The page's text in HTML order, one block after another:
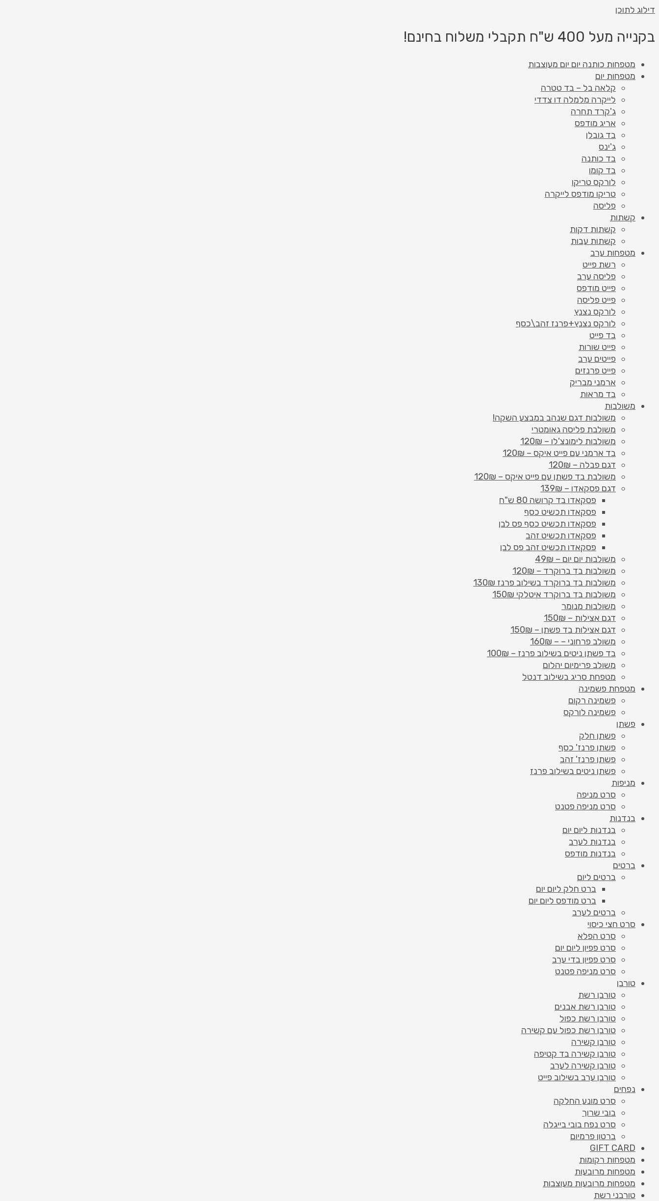
דילוג לתוכן
בקנייה מעל 400 ש"ח תקבלי משלוח בחינם!
מטפחות כותנה יום יום מעוצבות
מטפחות יום
קלאה בל – בד טטרה
לייקרה מלמלה דו צדדי
ג'קרד תחרה
אריג מודפס
בד גובלן
ג'ינס
בד כותנה
בד קומו
לורקס טריקו
טריקו מודפס לייקרה
פליסה
קשתות
קשתות דקות
קשתות עבות
מטפחות ערב
רשת פייט
פליסה ערב
פייט מודפס
פייט פליסה
לורקס נצנץ
לורקס נצנץ+פרנז זהב\כסף
בד פייט
פייט שורות
פייטים ערב
פייט פרנזים
ארמני מבריק
בד מראות
משולבות
משולבות דגם שנהב במבצע השקה!
משולבת פליסה גאומטרי
משולבות לימונצ'לו – 120₪
בד ארמני עם פייט איקס – 120₪
דגם פבלה – 120₪
משולבת בד פשתן עם פייט איקס – 120₪
דגם פסקאדו – 139₪
פסקאדו בד קרושה 80 ש"ח
פסקאדו תכשיט כסף
פסקאדו תכשיט כסף פס לבן
פסקאדו תכשיט זהב
פסקאדו תכשיט זהב פס לבן
משולבות יום יום – 49₪
משולבות בד ברוקרד – 120₪
משולבות בד ברוקרד בשילוב פרנז 130₪
משולבות בד ברוקרד איטלקי 150₪
משולבות מנומר
דגם אצילות – 150₪
דגם אצילות בד פשתן – 150₪
משולב פרחוני – – 160₪
בד פשתן ניטים בשילוב פרנז – 100₪
משולב פרימיום יהלום
מטפחת סריג בשילוב דנטל
מטפחת פשמינה
פשמינה רקום
פשמינה לורקס
פשתן
פשתן חלק
פשתן פרנז' כסף
פשתן פרנז' זהב
פשתן ניטים בשילוב פרנז
מניפות
סרט מניפה
סרט מניפה פטנט
בנדנות
בנדנות ליום יום
בנדנות לערב
בנדנות מודפס
ברטים
ברטים ליום
ברט חלק ליום יום
ברט מודפס ליום יום
ברטים לערב
סרט חצי כיסוי
סרט הפלא
סרט פפיון ליום יום
סרט פפיון בדי ערב
סרט מניפה פטנט
טורבן
טורבן רשת
טורבן רשת אבנים
טורבן רשת כפול
טורבן רשת כפול עם קשירה
טורבן קשירה
טורבן קשירה בד קטיפה
טורבן קשירה לערב
טורבן ערב בשילוב פייט
נפחים
סרט מונע החלקה
בובי שרוך
סרט נפח בובי בייגלה
ברטון פרמיום
GIFT CARD
מטפחות רקומות
מטפחות מרובעות
מטפחות מרובעות מעוצבות
טורבני רשת